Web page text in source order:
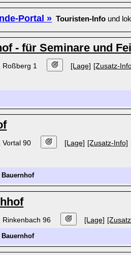
Portal » Touristen-Info und
- für Seminare und
Roßberg 1 [Lage] [Zusatz-
Vortal 90 [Lage] [Zusatz-Info]
Bauernhof
Rinkenbach 96 [Lage]
Bauernhof